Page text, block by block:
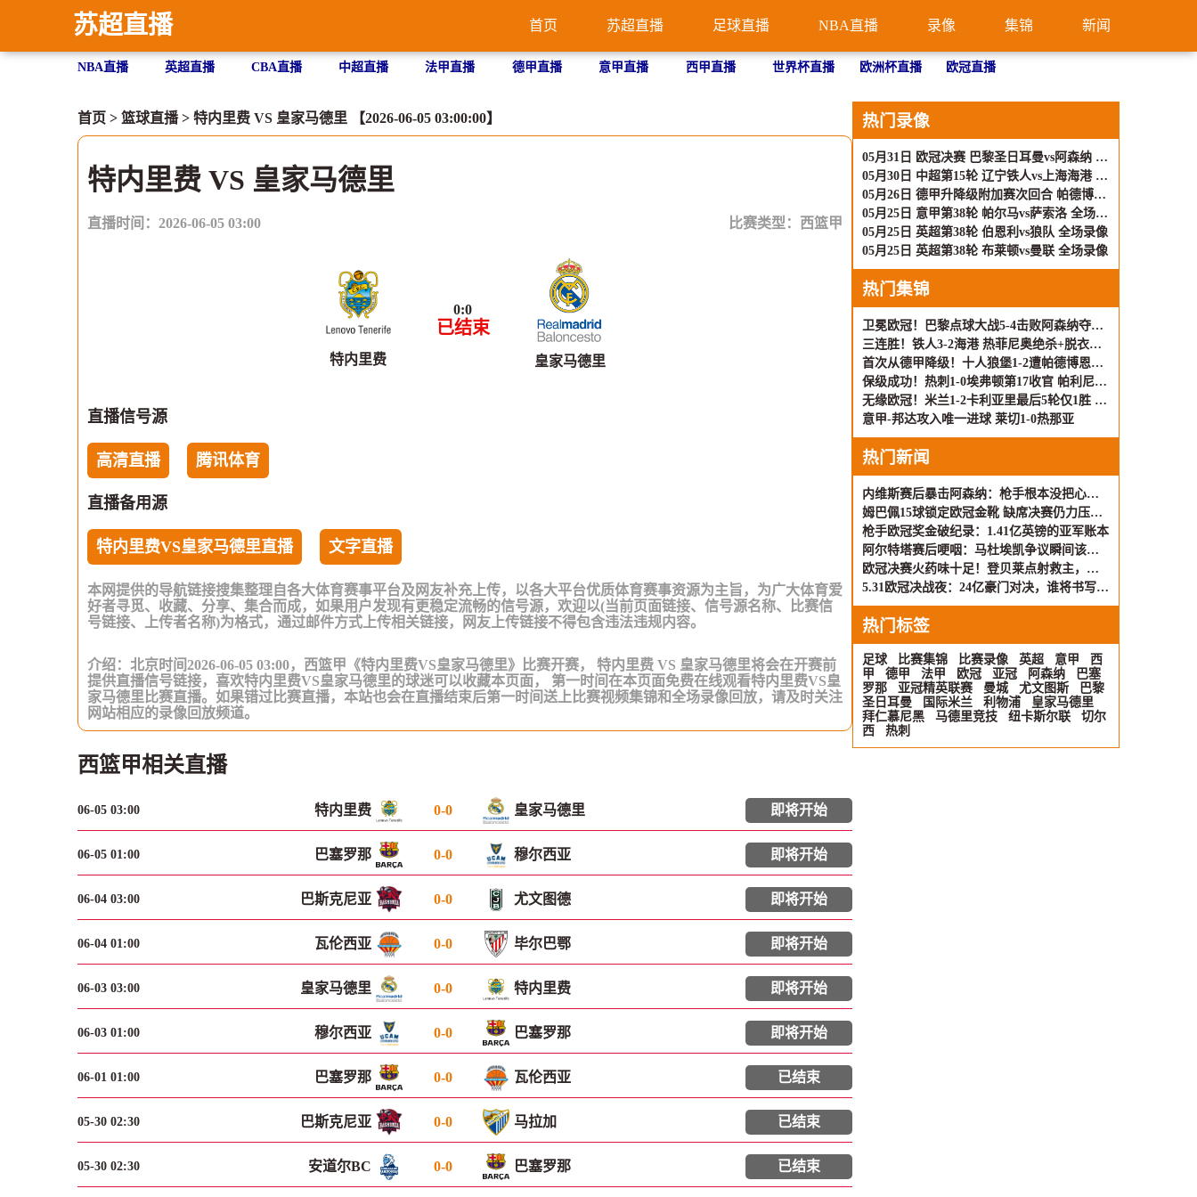
苏超直播 首页 苏超直播 足球直播 NBA直播 录像 集锦 新闻
NBA直播 英超直播 CBA直播 中超直播 法甲直播 德甲直播 意甲直播 西甲直播 世界杯直播 欧洲杯直播 欧冠直播
首页 > 篮球直播> 特内里费 VS 皇家马德里 【2026-06-05 03:00:00】
特内里费 VS 皇家马德里
直播时间：2026-06-05 03:00 比赛类型： 西篮甲
特内里费
0:0
已结束
皇家马德里
直播信号源
高清直播 腾讯体育
直播备用源
特内里费VS皇家马德里直播 文字直播
本网提供的导航链接搜集整理自各大体育赛事平台及网友补充上传，以各大平台优质体育赛事资源为主旨，为广大体育爱
好者寻觅、收藏、分享、集合而成，如果用户发现有更稳定流畅的信号源，欢迎以(当前页面链接、信号源名称、比赛信
号链接、上传者名称)为格式，通过邮件方式上传相关链接，网友上传链接不得包含违法违规内容。
介绍：北京时间2026-06-05 03:00，西篮甲《特内里费VS皇家马德里》比赛开赛， 特内里费 VS 皇家马德里将会在开赛前
提供直播信号链接，喜欢特内里费VS皇家马德里的球迷可以收藏本页面， 第一时间在本页面免费在线观看特内里费VS皇
家马德里比赛直播。如果错过比赛直播，本站也会在直播结束后第一时间送上比赛视频集锦和全场录像回放，请及时关注
网站相应的录像回放频道。
西篮甲相关直播
06-05 03:00 特内里费 0-0 皇家马德里 即将开始
06-05 01:00 巴塞罗那 0-0 穆尔西亚 即将开始
06-04 03:00 巴斯克尼亚 0-0 尤文图德 即将开始
06-04 01:00 瓦伦西亚 0-0 毕尔巴鄂 即将开始
06-03 03:00 皇家马德里 0-0 特内里费 即将开始
06-03 01:00 穆尔西亚 0-0 巴塞罗那 即将开始
06-01 01:00 巴塞罗那 0-0 瓦伦西亚 已结束
05-30 02:30 巴斯克尼亚 0-0 马拉加 已结束
05-30 02:30 安道尔BC 0-0 巴塞罗那 已结束
热门录像
05月31日 欧冠决赛 巴黎圣日耳曼vs阿森纳 全场录像
05月30日 中超第15轮 辽宁铁人vs上海海港 全场录像
05月26日 德甲升降级附加赛次回合 帕德博恩vs沃尔夫斯堡 全场录像
05月25日 意甲第38轮 帕尔马vs萨索洛 全场录像
05月25日 英超第38轮 伯恩利vs狼队 全场录像
05月25日 英超第38轮 布莱顿vs曼联 全场录像
热门集锦
卫冕欧冠！巴黎点球大战5-4击败阿森纳夺冠 加布里埃尔、埃泽失点
三连胜！铁人3-2海港 热菲尼奥绝杀+脱衣吃第2黄 姆本扎3轮轰6球
首次从德甲降级！十人狼堡1-2遭帕德博恩逆转 库尔达加时赛制胜
保级成功！热刺1-0埃弗顿第17收官 帕利尼亚制胜热刺近6轮仅1负
无缘欧冠！米兰1-2卡利亚里最后5轮仅1胜 萨勒马科尔斯闪击难救主
意甲-邦达攻入唯一进球 莱切1-0热那亚
热门新闻
内维斯赛后暴击阿森纳：枪手根本没把心思放在踢球上
姆巴佩15球锁定欧冠金靴 缺席决赛仍力压凯恩加冕
枪手欧冠奖金破纪录：1.41亿英镑的亚军账本
阿尔特塔赛后哽咽：马杜埃凯争议瞬间该判点 向巴黎王朝致敬
欧冠决赛火药味十足！登贝莱点射救主，巴黎顽强逼平枪手
5.31欧冠决战夜：24亿豪门对决，谁将书写新传奇？
热门标签
足球 比赛集锦 比赛录像 英超 意甲
西
甲
德甲 法甲 欧冠 亚冠 阿森纳
巴塞
罗那
亚冠精英联赛 曼城 尤文图斯
巴黎
圣日耳曼
国际米兰 利物浦
皇家马德里
拜仁慕尼黑
马德里竞技 纽卡斯尔联
切尔
西
热刺